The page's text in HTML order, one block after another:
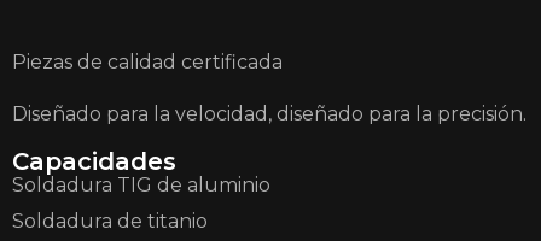
Piezas de calidad certificada
Diseñado para la velocidad, diseñado para la precisión.
Capacidades
Soldadura TIG de aluminio
Soldadura de titanio